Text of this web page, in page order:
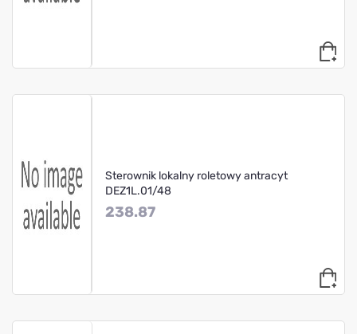
Sterownik lokalny roletowy antracyt
DEZ1L.01/48
238.87